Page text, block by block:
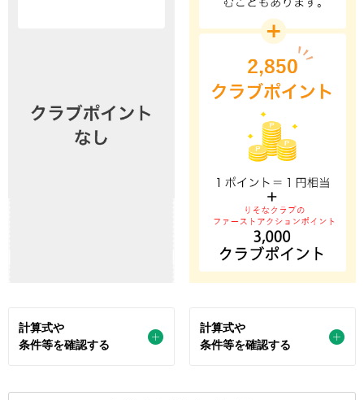
計算式や
条件等を確認する
計算式や
条件等を確認する